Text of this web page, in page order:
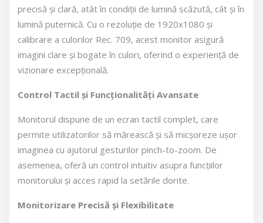
precisă și clară, atât în condiții de lumină scăzută, cât și în
lumină puternică. Cu o rezoluție de 1920x1080 și
calibrare a culorilor Rec. 709, acest monitor asigură
imagini clare și bogate în culori, oferind o experiență de
vizionare excepțională.
Control Tactil și Funcționalități Avansate
Monitorul dispune de un ecran tactil complet, care
permite utilizatorilor să mărească și să micșoreze ușor
imaginea cu ajutorul gesturilor pinch-to-zoom. De
asemenea, oferă un control intuitiv asupra funcțiilor
monitorului și acces rapid la setările dorite.
Monitorizare Precisă și Flexibilitate